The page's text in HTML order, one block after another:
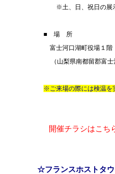
※土、日、祝日の展示
■ 場 所
富士河口湖町役場１階
（山梨県南都留郡富士
※ご来場の際には検温を
開催チラシはこち
☆フランスホストタウ